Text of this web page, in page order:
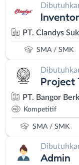
PT. Clandys
SMA / SMK
Project
PT. Bangor
Kompetitif
SMA / SMK
Admin